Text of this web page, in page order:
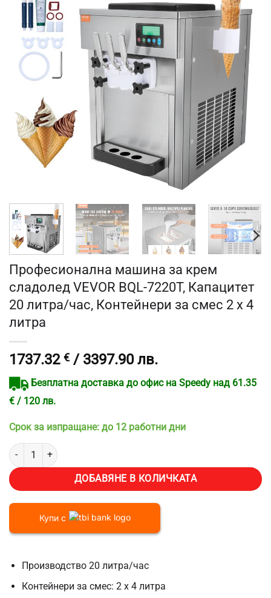
Професионална машина за крем
сладолед VEVOR BQL-7220T, Капацитет
20 литра/час, Контейнери за смес 2 x 4
литра
1737.32 € / 3397.90 лв.
Безплатна доставка до офис на Speedy над 61.35
€ / 120 лв.
Срок за изпращане: до 12 работни дни
количество за Професионална машина за крем сладолед VEVOR
ДОБАВЯНЕ В КОЛИЧКАТА
Купи с
Производство 20 литра/час
Контейнери за смес: 2 x 4 литра